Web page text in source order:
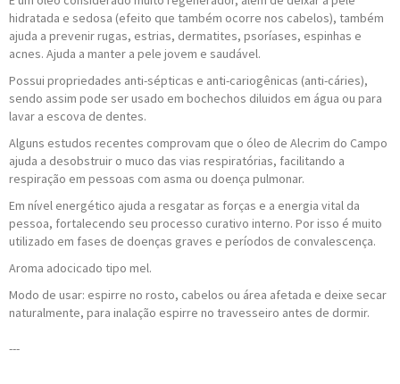
hidratada e sedosa (efeito que também ocorre nos cabelos), também
ajuda a prevenir rugas, estrias, dermatites, psoríases, espinhas e
acnes. Ajuda a manter a pele jovem e saudável.
Possui propriedades anti-sépticas e anti-cariogênicas (anti-cáries),
sendo assim pode ser usado em bochechos diluidos em água ou para
lavar a escova de dentes.
Alguns estudos recentes comprovam que o óleo de Alecrim do Campo
ajuda a desobstruir o muco das vias respiratórias, facilitando a
respiração em pessoas com asma ou doença pulmonar.
Em nível energético ajuda a resgatar as forças e a energia vital da
pessoa, fortalecendo seu processo curativo interno. Por isso é muito
utilizado em fases de doenças graves e períodos de convalescença.
Aroma adocicado tipo mel.
Modo de usar: espirre no rosto, cabelos ou área afetada e deixe secar
naturalmente, para inalação espirre no travesseiro antes de dormir.
---